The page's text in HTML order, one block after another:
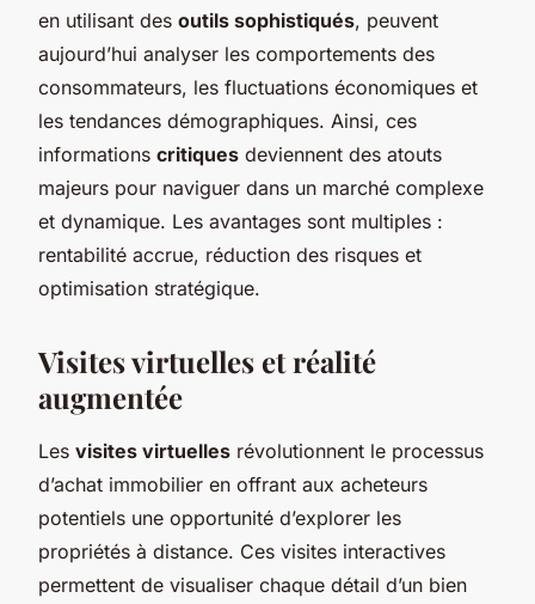
en utilisant des outils sophistiqués, peuvent
aujourd’hui analyser les comportements des
consommateurs, les fluctuations économiques et
les tendances démographiques. Ainsi, ces
informations critiques deviennent des atouts
majeurs pour naviguer dans un marché complexe
et dynamique. Les avantages sont multiples :
rentabilité accrue, réduction des risques et
optimisation stratégique.
Visites virtuelles et réalité
augmentée
Les visites virtuelles révolutionnent le processus
d’achat immobilier en offrant aux acheteurs
potentiels une opportunité d’explorer les
propriétés à distance. Ces visites interactives
permettent de visualiser chaque détail d’un bien